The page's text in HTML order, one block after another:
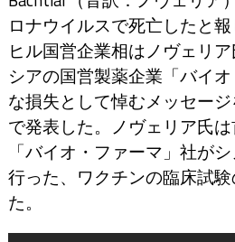
ロナウイルスで死亡したと
ヒル国営企業相はノヴェリ
シアの国営製薬企業「バイ
な損失として悼むメッセー
で発表した。ノヴェリア氏は
「バイオ・ファーマ」社が
行った、ワクチンの臨床試
た。